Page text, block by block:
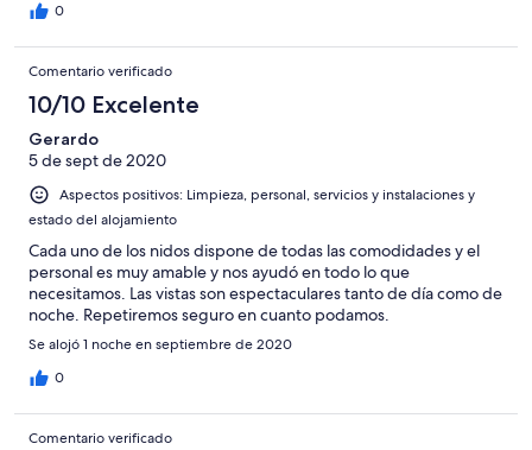
0
Comentario verificado
10/10 Excelente
Gerardo
5 de sept de 2020
Aspectos positivos: Limpieza, personal, servicios y instalaciones y
estado del alojamiento
Cada uno de los nidos dispone de todas las comodidades y el
personal es muy amable y nos ayudó en todo lo que
necesitamos. Las vistas son espectaculares tanto de día como de
noche. Repetiremos seguro en cuanto podamos.
Se alojó 1 noche en septiembre de 2020
0
Comentario verificado